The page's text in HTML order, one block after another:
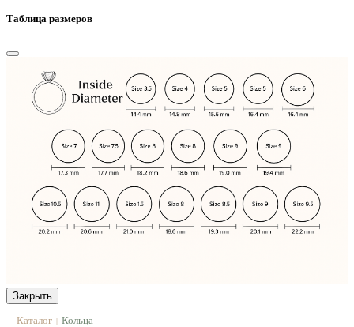
Таблица размеров
Закрыть
Каталог | Кольца